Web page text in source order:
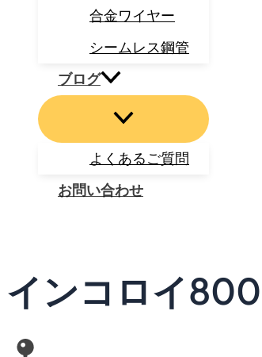
合金ワイヤー
シームレス鋼管
ブログ
よくあるご質問
お問い合わせ
インコロイ